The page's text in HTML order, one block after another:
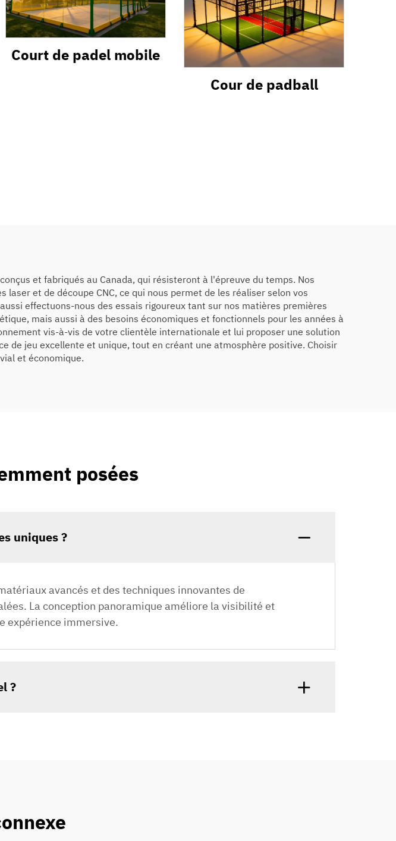
Court de padel mobile
Cour de padball
et fabriqués au Canada, qui résisteront à l'épreuve du temps. Nos
et de découpe CNC, ce qui nous permet de les réaliser selon vos
effectuons-nous des essais rigoureux tant sur nos matières premières
mais aussi à des besoins économiques et fonctionnels pour les années à
vis-à-vis de votre clientèle internationale et lui proposer une solution
de jeu excellente et unique, tout en créant une atmosphère positive. Choisir
et économique.
posées
uniques ?
avancés et des techniques innovantes de
La conception panoramique améliore la visibilité et
expérience immersive.
?